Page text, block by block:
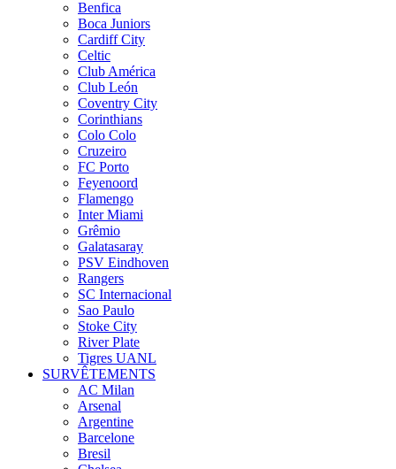
Benfica
Boca Juniors
Cardiff City
Celtic
Club América
Club León
Coventry City
Corinthians
Colo Colo
Cruzeiro
FC Porto
Feyenoord
Flamengo
Inter Miami
Grêmio
Galatasaray
PSV Eindhoven
Rangers
SC Internacional
Sao Paulo
Stoke City
River Plate
Tigres UANL
SURVÊTEMENTS
AC Milan
Arsenal
Argentine
Barcelone
Bresil